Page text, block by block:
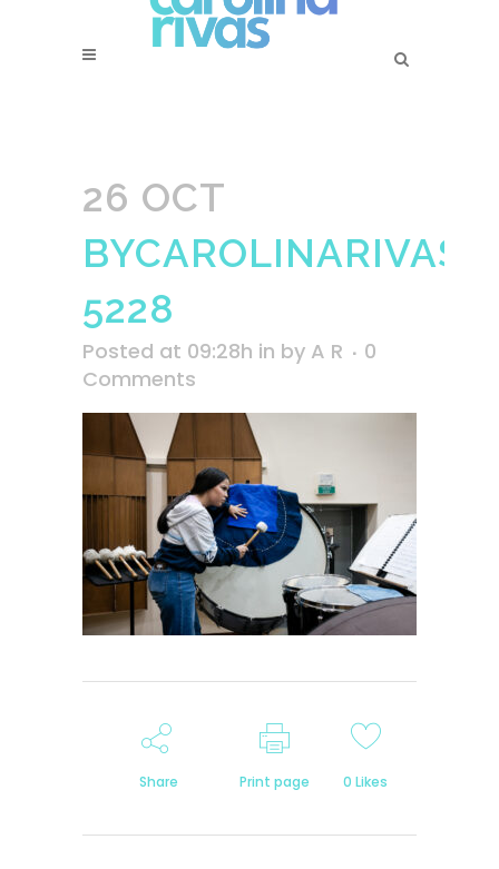
26 OCT
BYCAROLINARIVAS-
5228
Posted at 09:28h in by A R
0
Comments
Share Print page 0 Likes